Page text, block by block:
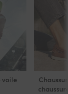
voile